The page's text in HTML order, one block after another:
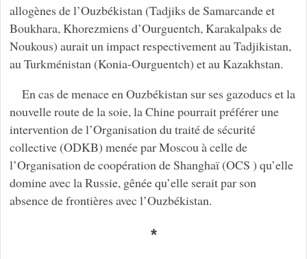
allogènes de l’Ouzbékistan (Tadjiks de Samarcande et
Boukhara, Khorezmiens d’Ourguentch, Karakalpaks de
Noukous) aurait un impact respectivement au Tadjikistan,
au Turkménistan (Konia-Ourguentch) et au Kazakhstan.
En cas de menace en Ouzbékistan sur ses gazoducs et la
nouvelle route de la soie, la Chine pourrait préférer une
intervention de l’Organisation du traité de sécurité
collective (ODKB) menée par Moscou à celle de
l’Organisation de coopération de Shanghaï (OCS ) qu’elle
domine avec la Russie, gênée qu’elle serait par son
absence de frontières avec l’Ouzbékistan.
*